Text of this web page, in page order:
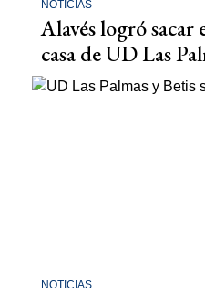
NOTICIAS
Alavés logró sacar
casa de UD Las
NOTICIAS